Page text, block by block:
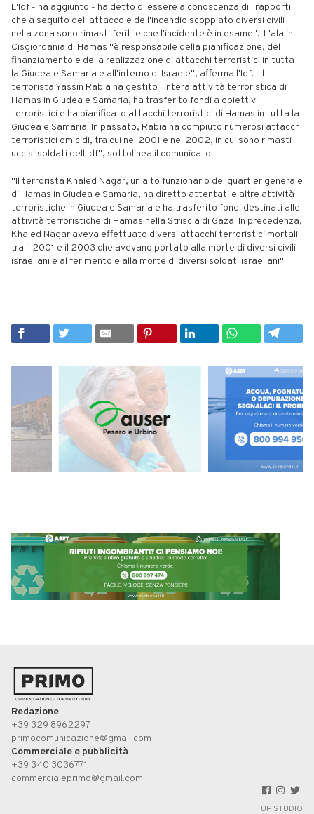
L'Idf - ha aggiunto - ha detto di essere a conoscenza di "rapporti
che a seguito dell'attacco e dell'incendio scoppiato diversi civili
nella zona sono rimasti feriti e che l'incidente è in esame". L'ala in
Cisgiordania di Hamas "è responsabile della pianificazione, del
finanziamento e della realizzazione di attacchi terroristici in tutta
la Giudea e Samaria e all'interno di Israele", afferma l'Idf. "Il
terrorista Yassin Rabia ha gestito l'intera attività terroristica di
Hamas in Giudea e Samaria, ha trasferito fondi a obiettivi
terroristici e ha pianificato attacchi terroristici di Hamas in tutta la
Giudea e Samaria. In passato, Rabia ha compiuto numerosi attacchi
terroristici omicidi, tra cui nel 2001 e nel 2002, in cui sono rimasti
uccisi soldati dell'Idf", sottolinea il comunicato.
"Il terrorista Khaled Nagar, un alto funzionario del quartier generale
di Hamas in Giudea e Samaria, ha diretto attentati e altre attività
terroristiche in Giudea e Samaria e ha trasferito fondi destinati alle
attività terroristiche di Hamas nella Striscia di Gaza. In precedenza,
Khaled Nagar aveva effettuato diversi attacchi terroristici mortali
tra il 2001 e il 2003 che avevano portato alla morte di diversi civili
israeliani e al ferimento e alla morte di diversi soldati israeliani".
Redazione
+39 329 8962297
primocomunicazione@gmail.com
Commerciale e pubblicità
+39 340 3036771
commercialeprimo@gmail.com
UP STUDIO